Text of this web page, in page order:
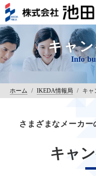
キャ
ホーム / IKEDA情報局 / キャ
さまざまなメーカ
キャ